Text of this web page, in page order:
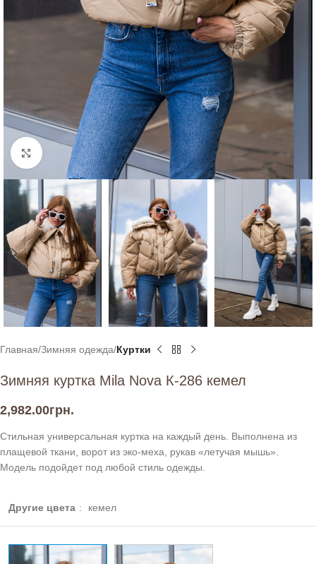
Click to enlarge
Главная Зимняя одежда Куртки
Зимняя куртка Mila Nova К-286 кемел
2,982.00грн.
Стильная универсальная куртка на каждый день. Выполнена из
плащевой ткани, ворот из эко-меха, рукав «летучая мышь».
Модель подойдет под любой стиль одежды.
Другие цвета : кемел